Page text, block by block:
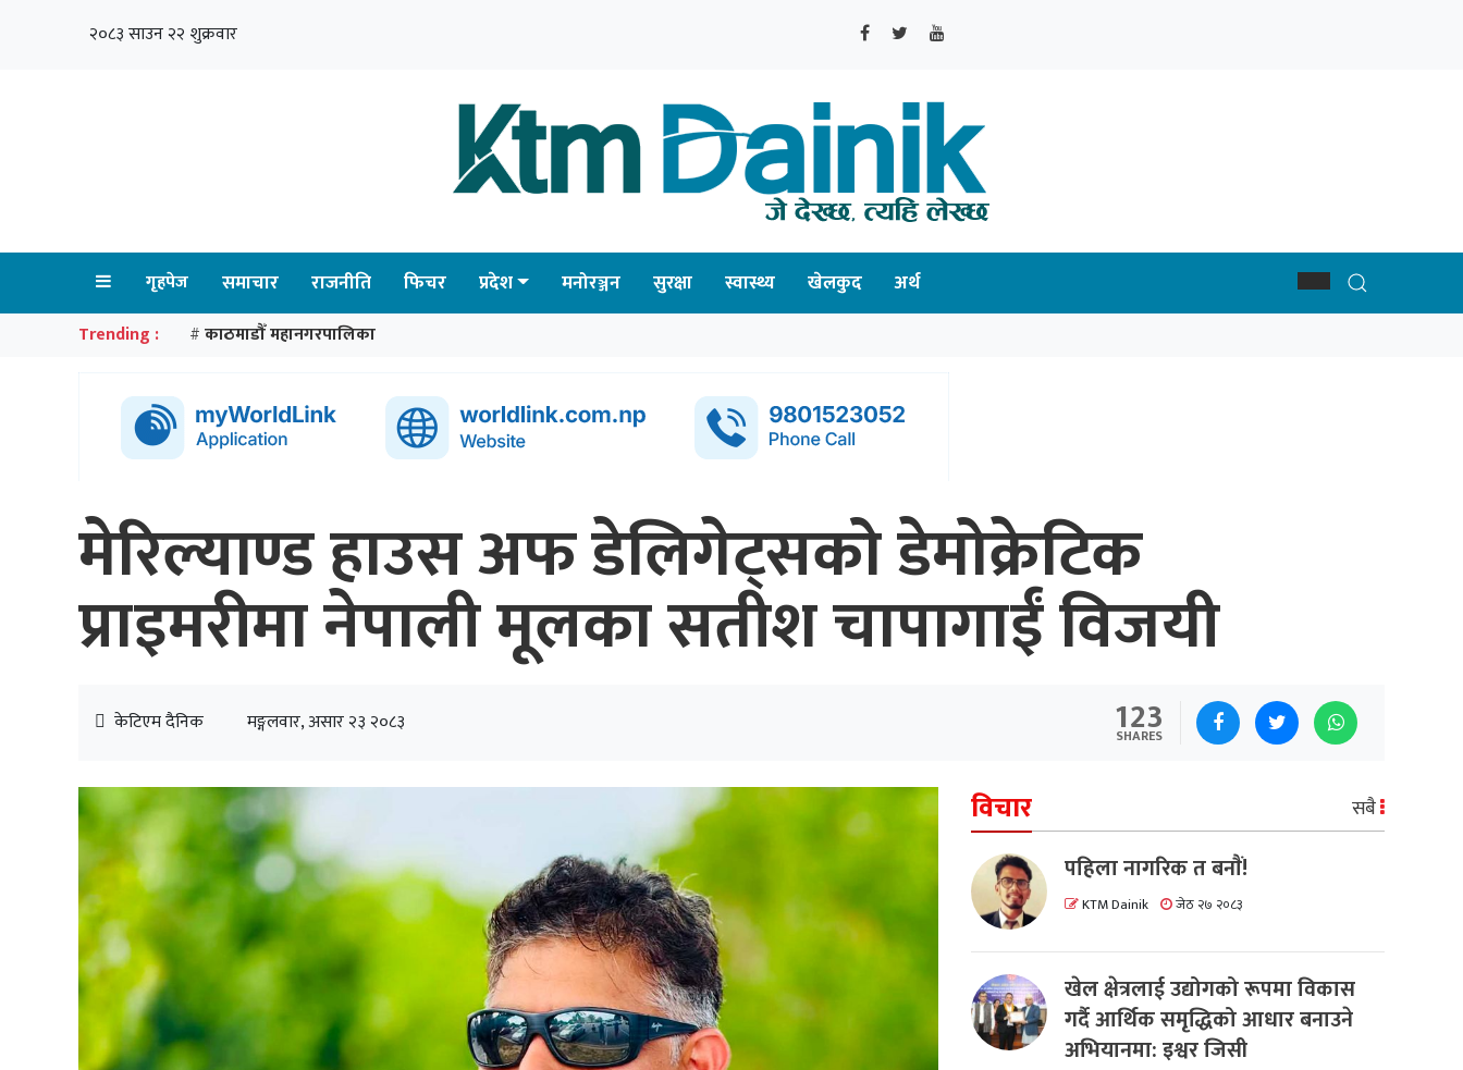
२०८३ साउन २२ शुक्रवार
गृहपेज समाचार राजनीति फिचर प्रदेश मनोरञ्जन सुरक्षा स्वास्थ्य खेलकुद अर्थ
Trending : # काठमाडौँ महानगरपालिका
मेरिल्याण्ड हाउस अफ डेलिगेट्सको डेमोक्रेटिक
प्राइमरीमा नेपाली मूलका सतीश चापागाईं विजयी
केटिएम दैनिक मङ्गलवार, असार २३ २०८३ 123
SHARES
विचार सबै
पहिला नागरिक त बनाैं!
KTM Dainik जेठ २७ २०८३
खेल क्षेत्रलाई उद्योगको रूपमा विकास
गर्दै आर्थिक समृद्धिको आधार बनाउने
अभियानमा: इश्वर जिसी